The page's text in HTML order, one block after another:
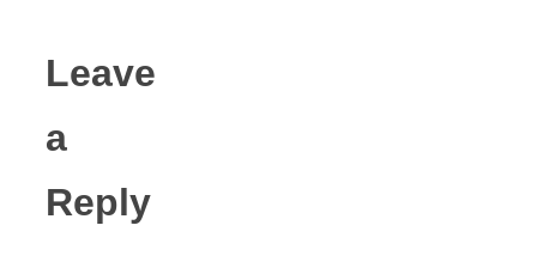
Leave
a
Reply